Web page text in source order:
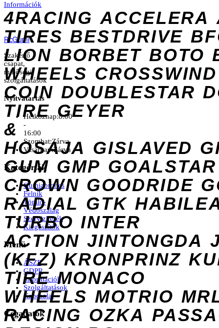
Információk
4RACING ACCELERA
TIRES BESTDRIVE
LION BORBET BOTO
WHEELS CROSSWIND
COIN DOUBLESTAR
TIRE GEYER
&
HOSAJA GISLAVED
GUM GMP GOALSTAR
CROWN GOODRIDE
RADIAL GTK
TURBO INTER
ACTION JINTONGDA
(KFZ) KRONPRINZ
TIRE MONACO
WHEELS MOTRIO
RACING OZKA
RcGumi
Szakértő
csapat,
minőségi
szolgáltatások
Nyitvatartás
Hétköznap:8:00
-
16:00
Szombat:Zárva
Vasárnap:Zárva
Kategóriák
Gumiabroncs
Felnik
Tömlő-
Védőszalag
Szervizkerék
Kiegészítők
Menü
ÁSZF
GDPR
Információk
Szolgáltatások
Kapcsolat
Cégadatok